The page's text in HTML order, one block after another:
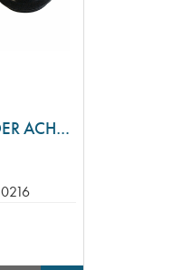
WIELLAGERMOER ACHTER